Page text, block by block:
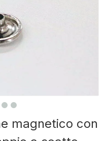
magnetico con